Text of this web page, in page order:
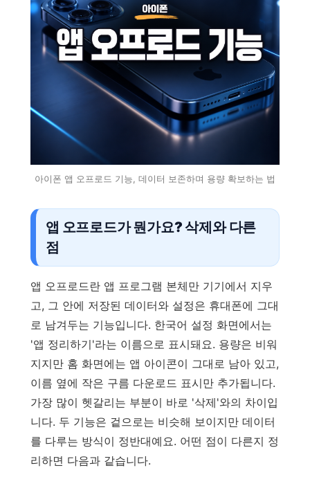
아이폰 앱 오프로드 기능, 데이터 보존하며 용량 확보하는 법
앱 오프로드가 뭔가요? 삭제와 다른
점
앱 오프로드란 앱 프로그램 본체만 기기에서 지우
고, 그 안에 저장된 데이터와 설정은 휴대폰에 그대
로 남겨두는 기능입니다. 한국어 설정 화면에서는
'앱 정리하기'라는 이름으로 표시돼요. 용량은 비워
지지만 홈 화면에는 앱 아이콘이 그대로 남아 있고,
이름 옆에 작은 구름 다운로드 표시만 추가됩니다.
가장 많이 헷갈리는 부분이 바로 '삭제'와의 차이입
니다. 두 기능은 겉으로는 비슷해 보이지만 데이터
를 다루는 방식이 정반대예요. 어떤 점이 다른지 정
리하면 다음과 같습니다.